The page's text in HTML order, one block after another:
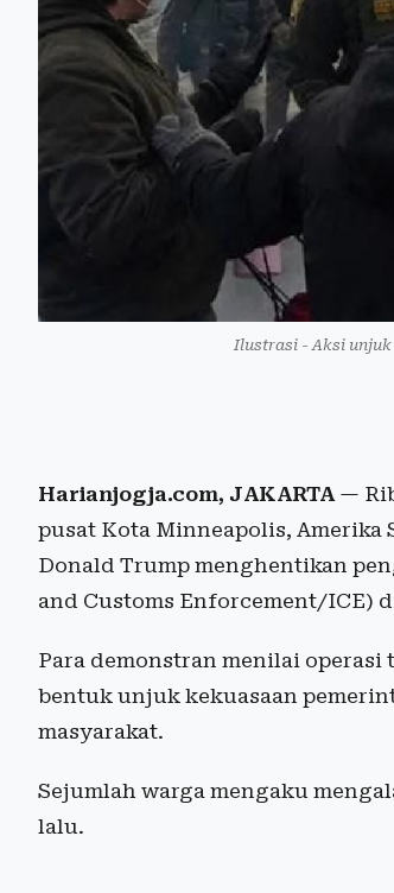
Ilustrasi - Aksi
Harianjogja.com, JAKARTA —
pusat Kota Minneapolis, Amerika
Donald Trump menghentikan
and Customs Enforcement/ICE)
Para demonstran menilai
bentuk unjuk kekuasaan
masyarakat.
Sejumlah warga mengaku
lalu.